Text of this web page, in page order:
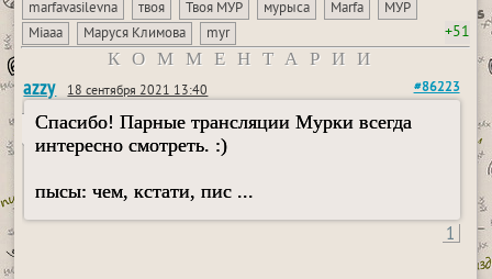
marfavasilevna твоя Твоя МУР мурыса Marfa
МУР
Miaaa
Маруся Климова myr +51
КОММЕНТАРИИ
azzy 18 сентября 2021 13:40 #86223
Спасибо! Парные трансляции Мурки всегда
интересно смотреть. :)
пысы: чем, кстати, пис ...
1